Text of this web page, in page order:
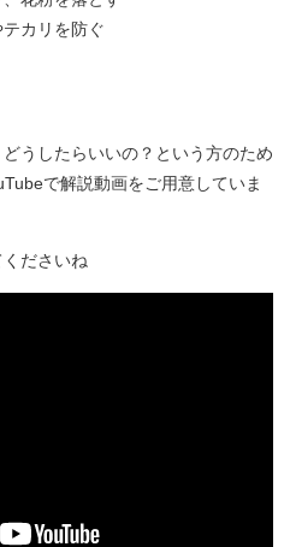
カリを防ぐ
うしたらいいの？という方のため
で解説動画をご用意していま
ださいね